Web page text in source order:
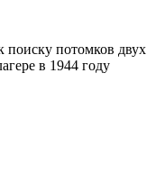
поиску потомков двух
в 1944 году